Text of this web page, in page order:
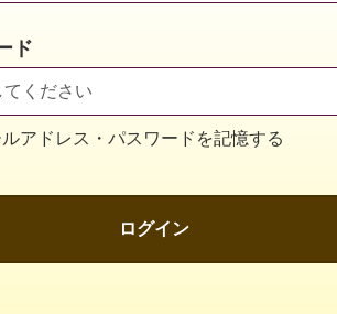
ド
ルアドレス・パスワードを記憶する
ログイン